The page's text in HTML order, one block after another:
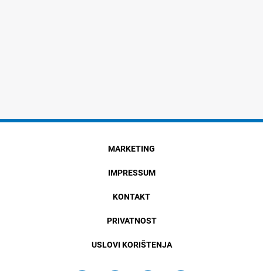
MARKETING
IMPRESSUM
KONTAKT
PRIVATNOST
USLOVI KORIŠTENJA